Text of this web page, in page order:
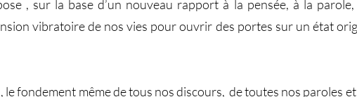
, sur la base d’un nouveau rapport à la pensée, à la
vibratoire de nos vies pour ouvrir des portes sur un état
le fondement même de tous nos discours, de toutes nos paroles